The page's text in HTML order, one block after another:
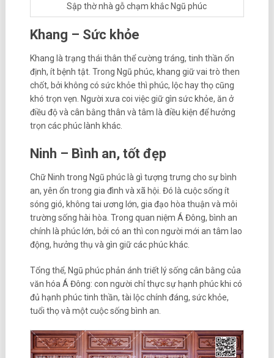
Sập thờ nhà gỗ chạm khắc Ngũ phúc
Khang – Sức khỏe
Khang là trạng thái thân thể cường tráng, tinh thần ổn
định, ít bệnh tật. Trong Ngũ phúc, khang giữ vai trò then
chốt, bởi không có sức khỏe thì phúc, lộc hay thọ cũng
khó trọn vẹn. Người xưa coi việc giữ gìn sức khỏe, ăn ở
điều độ và cân bằng thân và tâm là điều kiện để hưởng
trọn các phúc lành khác.
Ninh – Bình an, tốt đẹp
Chữ Ninh trong Ngũ phúc là gì tượng trưng cho sự bình
an, yên ổn trong gia đình và xã hội. Đó là cuộc sống ít
sóng gió, không tai ương lớn, gia đạo hòa thuận và môi
trường sống hài hòa. Trong quan niệm Á Đông, bình an
chính là phúc lớn, bởi có an thì con người mới an tâm lao
động, hưởng thụ và gìn giữ các phúc khác.
Tổng thể, Ngũ phúc phản ánh triết lý sống cân bằng của
văn hóa Á Đông: con người chỉ thực sự hạnh phúc khi có
đủ hạnh phúc tinh thần, tài lộc chính đáng, sức khỏe,
tuổi thọ và một cuộc sống bình an.